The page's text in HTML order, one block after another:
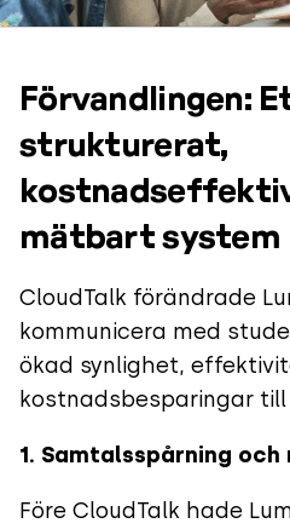
Förvandlingen:
strukturerat,
mätbart system
CloudTalk förändrade
kommunicera med
ökad synlighet,
kostnadsbesparingar
1. Samtalsspårning
Före CloudTalk hade